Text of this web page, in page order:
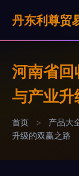
丹东利尊贸
河南省回
与产业升
首页 > 产品大
升级的双赢之路